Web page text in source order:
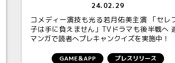
24.02.29
コメディー演技も光る若月佑美主演 「セレ
子は手に負えません」TVドラマも後半戦へ
マンガで読者へプレキャンクイズを実施中！
GAME＆APP
プレスリリース